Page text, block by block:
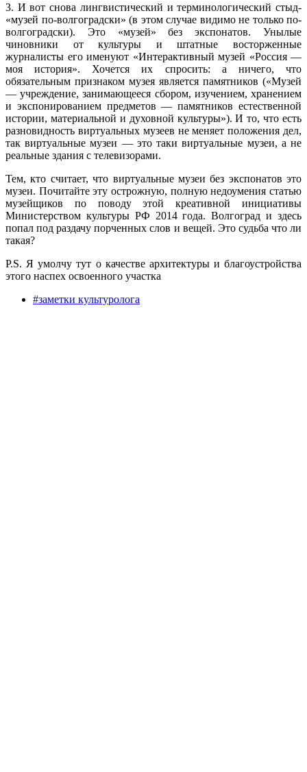
3. И вот снова лингвистический и терминологический стыд-
«музей по-волгоградски» (в этом случае видимо не только по-
волгоградски). Это «музей» без экспонатов. Унылые
чиновники от культуры и штатные восторженные
журналисты его именуют «Интерактивный музей «Россия —
моя история». Хочется их спросить: а ничего, что
обязательным признаком музея является памятников («Музей
— учреждение, занимающееся сбором, изучением, хранением
и экспонированием предметов — памятников естественной
истории, материальной и духовной культуры»). И то, что есть
разновидность виртуальных музеев не меняет положения дел,
так виртуальные музеи — это таки виртуальные музеи, а не
реальные здания с телевизорами.
Тем, кто считает, что виртуальные музеи без экспонатов это
музеи. Почитайте эту острожную, полную недоумения статью
музейщиков по поводу этой креативной инициативы
Министерством культуры РФ 2014 года. Волгоград и здесь
попал под раздачу порченных слов и вещей. Это судьба что ли
такая?
P.S. Я умолчу тут о качестве архитектуры и благоустройства
этого наспех освоенного участка
#заметки культуролога